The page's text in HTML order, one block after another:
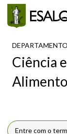
Pular para o
Ciência